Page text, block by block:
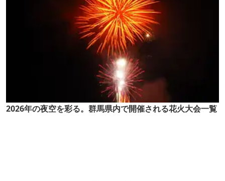
2026年の夜空を彩る。群馬県内で開催される花火大会一覧